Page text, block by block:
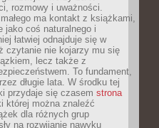
rozmowy i uważności.
ma kontakt z książkami,
jako coś naturalnego i
łatwiej odnajduje się w
czytanie nie kojarzy mu się
lecz także z
To fundament,
długie lata. W środku tej
przydaje się czasem strona
której można znaleźć
dla różnych grup
na rozwijanie nawyku